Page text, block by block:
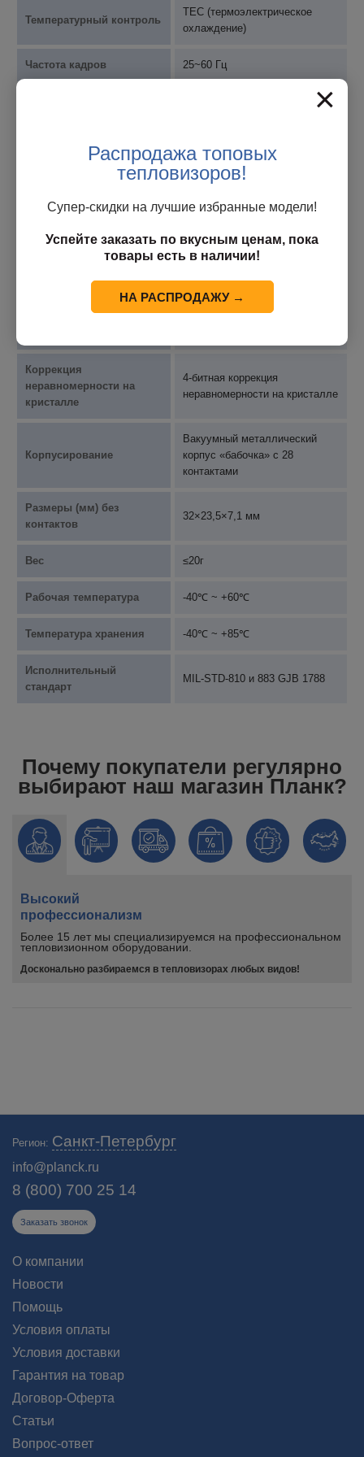
Температурный контроль
TEC (термоэлектрическое
охлаждение)
Частота кадров 25~60 Гц
Эффективная частота
≥99%
энергопотребление (50
Гц, без учета TEC)
130МВт
Построчное считывание
Коррекция
неравномерности на
кристалле
4-битная коррекция
неравномерности на кристалле
Корпусирование
Вакуумный металлический
корпус «бабочка» с 28
контактами
Размеры (мм) без
контактов
32×23,5×7,1 мм
Вес ≤20г
Рабочая температура -40℃ ~ +60℃
Температура хранения -40℃ ~ +85℃
Исполнительный
стандарт
MIL-STD-810 и 883 GJB 1788
Почему покупатели регулярно
выбирают наш магазин Планк?
Высокий
профессионализм
Более 15 лет мы специализируемся на профессиональном
тепловизионном оборудовании.
Досконально разбираемся в тепловизорах любых видов!
Регион: Санкт-Петербург
info@planck.ru
8 (800) 700 25 14
Заказать звонок
О компании
Новости
Помощь
Условия оплаты
Условия доставки
Гарантия на товар
Договор-Оферта
Статьи
Вопрос-ответ
×
Распродажа топовых
тепловизоров!
Супер-скидки на лучшие избранные модели!
Успейте заказать по вкусным ценам, пока
товары есть в наличии!
НА РАСПРОДАЖУ →